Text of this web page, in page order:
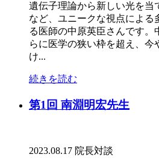
遺伝子理論から新しい光を当
など、ユニークな視点による
る医師の中原英臣さんです。
らに医学の狭い枠を超え、今
け...
続きを読む
第1回 南淵明宏先生
2023.08.17 院長対談